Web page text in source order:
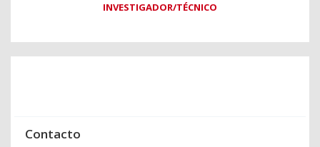
INVESTIGADOR/TÉCNICO
Contacto